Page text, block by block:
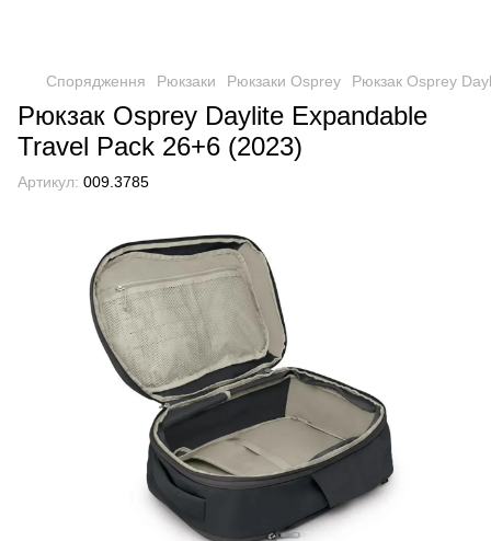
Спорядження Рюкзаки Рюкзаки Osprey Рюкзак Osprey
Рюкзак Osprey Daylite Expandable
Travel Pack 26+6 (2023)
Артикул: 009.3785